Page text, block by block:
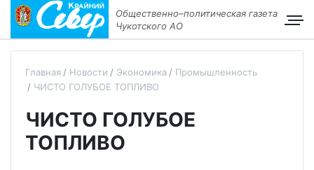
Общественно–политическая газета
Чукотского АО
Главная Новости Экономика
Промышленность
ЧИСТО ГОЛУБОЕ ТОПЛИВО
ЧИСТО ГОЛУБОЕ
ТОПЛИВО